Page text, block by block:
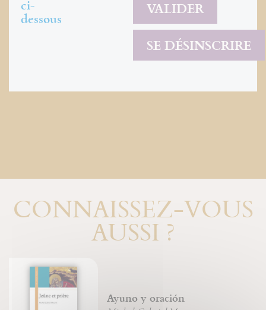
ci-
dessous
CONNAISSEZ-VOUS
AUSSI ?
Ayuno y oración